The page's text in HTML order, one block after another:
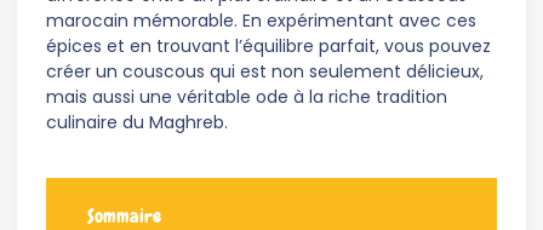
marocain mémorable. En expérimentant avec ces
épices et en trouvant l’équilibre parfait, vous pouvez
créer un couscous qui est non seulement délicieux,
mais aussi une véritable ode à la riche tradition
culinaire du Maghreb.
Sommaire